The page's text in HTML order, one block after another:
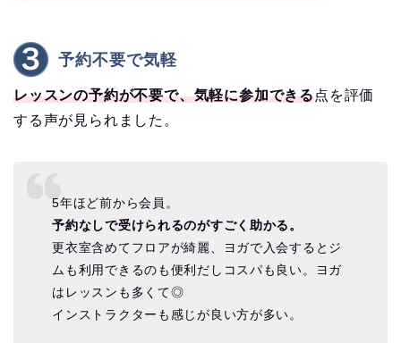
予約不要で気軽
レッスンの予約が不要で、気軽に参加できる点を評価
する声が見られました。
5年ほど前から会員。
予約なしで受けられるのがすごく助かる。
更衣室含めてフロアが綺麗、ヨガで入会するとジ
ムも利用できるのも便利だしコスパも良い。ヨガ
はレッスンも多くて◎
インストラクターも感じが良い方が多い。